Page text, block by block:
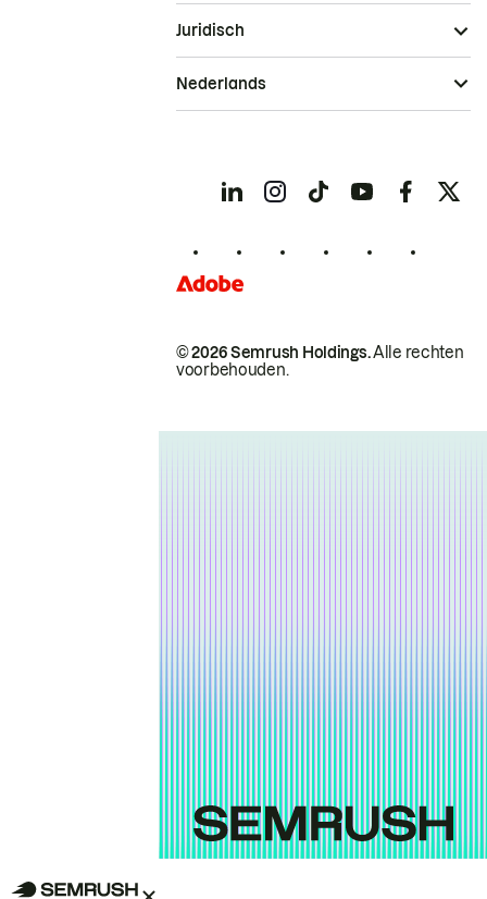
© 2026 Semrush Holdings.Alle rechten
voorbehouden.
Juridisch
Nederlands